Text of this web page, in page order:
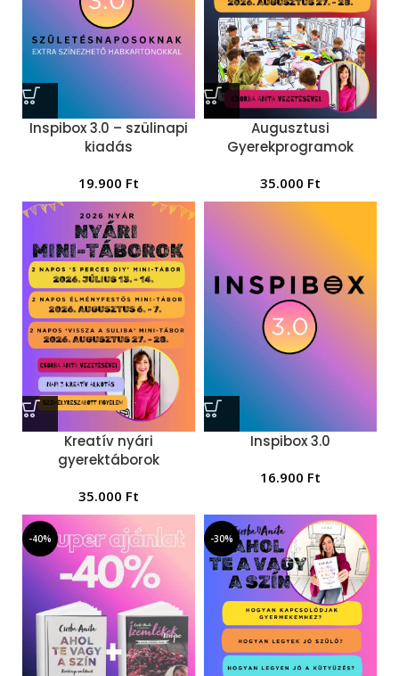
Inspibox 3.0 – szülinapi
kiadás
19.900 Ft
Augusztusi
Gyerekprogramok
35.000 Ft
Kreatív nyári
gyerektáborok
35.000 Ft
Inspibox 3.0
16.900 Ft
-40% -30%